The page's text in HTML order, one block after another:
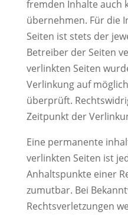
fremden Inhalte auch
übernehmen. Für die
Seiten ist stets der
Betreiber der Seiten
verlinkten Seiten
Verlinkung auf
überprüft.
Zeitpunkt der
Eine permanente
verlinkten Seiten ist
Anhaltspunkte einer
zumutbar. Bei
Rechtsverletzungen